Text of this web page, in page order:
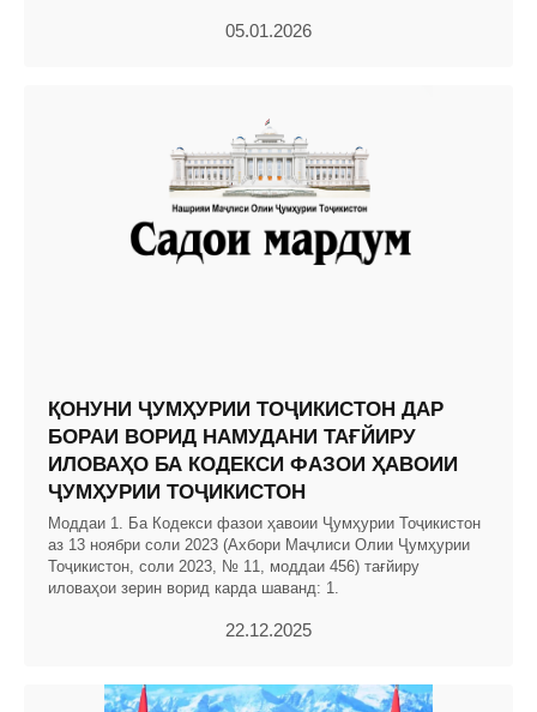
05.01.2026
ҚОНУНИ ҶУМҲУРИИ ТОҶИКИСТОН ДАР
БОРАИ ВОРИД НАМУДАНИ ТАҒЙИРУ
ИЛОВАҲО БА КОДЕКСИ ФАЗОИ ҲАВОИИ
ҶУМҲУРИИ ТОҶИКИСТОН
Моддаи 1. Ба Кодекси фазои ҳавоии Ҷумҳурии Тоҷикистон
аз 13 ноябри соли 2023 (Ахбори Маҷлиси Олии Ҷумҳурии
Тоҷикистон, соли 2023, № 11, моддаи 456) тағйиру
иловаҳои зерин ворид карда шаванд: 1.
22.12.2025